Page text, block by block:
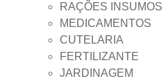
RAÇÕES INSUMOS
MEDICAMENTOS
CUTELARIA
FERTILIZANTE
JARDINAGEM